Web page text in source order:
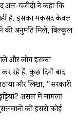
अल-यजीदी ने कहा कि
है. इसका मकसद केवल
की अनुमति मिले, बिल्कुल
और लोग इसका
रहे हैं. कुछ दिनों बाद
और लिखा, "सरकारी
असल में मामला
को इससे कोई